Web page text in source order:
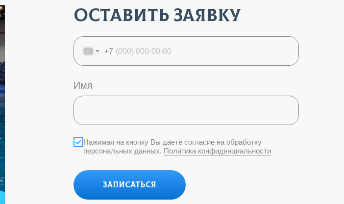
12000
₽/1чел.
Оставить заявку
+7
Имя
Нажимая на кнопку Вы даете согласие на обработку
персональных данных. Политика конфиденциальности
Записаться